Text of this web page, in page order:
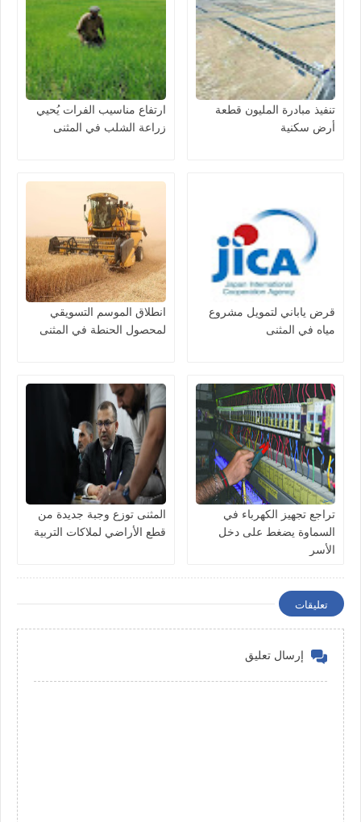
تنفيذ مبادرة المليون قطعة
أرض سكنية
ارتفاع مناسيب الفرات يُحيي
زراعة الشلب في المثنى
قرض ياباني لتمويل مشروع
مياه في المثنى
انطلاق الموسم التسويقي
لمحصول الحنطة في المثنى
تراجع تجهيز الكهرباء في
السماوة يضغط على دخل
الأسر
المثنى توزع وجبة جديدة من
قطع الأراضي لملاكات التربية
تعليقات
إرسال تعليق